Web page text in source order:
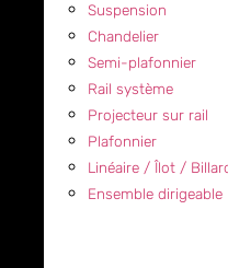
Suspension
Chandelier
Semi-plafonnier
Rail système
Projecteur sur rail
Plafonnier
Linéaire / Îlot /
Ensemble dirigeable